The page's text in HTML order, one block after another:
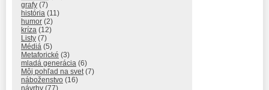
grafy (7)
história (11)
humor (2)
kríza (12)
Listy (7)
Médiá (5)
Metaforické (3)
mladá generácia (6)
Môj pohľad na svet(7)
náboženstvo (16)
návrhy (77)